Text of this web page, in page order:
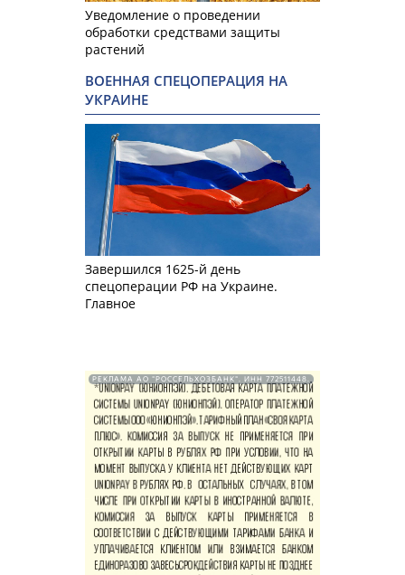
Уведомление о проведении
обработки средствами защиты
растений
ВОЕННАЯ СПЕЦОПЕРАЦИЯ НА
УКРАИНЕ
Завершился 1625-й день
спецоперации РФ на Украине.
Главное
РЕКЛАМА АО "РОССЕЛЬХОЗБАНК". ИНН 772511448.